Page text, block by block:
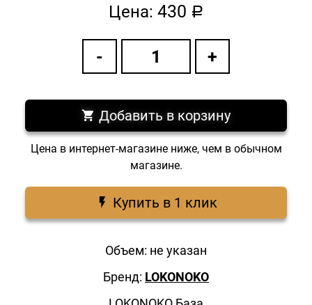
Цена: 430 a
Добавить в корзину
Цена в интернет-магазине ниже, чем в обычном
магазине.
Купить в 1 клик
Объем: не указан
Бренд: LOKONOKO